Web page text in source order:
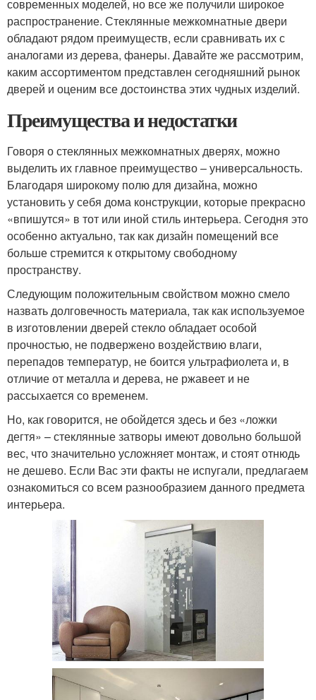
современных моделей, но все же получили широкое
распространение. Стеклянные межкомнатные двери
обладают рядом преимуществ, если сравнивать их с
аналогами из дерева, фанеры. Давайте же рассмотрим,
каким ассортиментом представлен сегодняшний рынок
дверей и оценим все достоинства этих чудных изделий.
Преимущества и недостатки
Говоря о стеклянных межкомнатных дверях, можно
выделить их главное преимущество – универсальность.
Благодаря широкому полю для дизайна, можно
установить у себя дома конструкции, которые прекрасно
«впишутся» в тот или иной стиль интерьера. Сегодня это
особенно актуально, так как дизайн помещений все
больше стремится к открытому свободному
пространству.
Следующим положительным свойством можно смело
назвать долговечность материала, так как используемое
в изготовлении дверей стекло обладает особой
прочностью, не подвержено воздействию влаги,
перепадов температур, не боится ультрафиолета и, в
отличие от металла и дерева, не ржавеет и не
рассыхается со временем.
Но, как говорится, не обойдется здесь и без «ложки
дегтя» – стеклянные затворы имеют довольно большой
вес, что значительно усложняет монтаж, и стоят отнюдь
не дешево. Если Вас эти факты не испугали, предлагаем
ознакомиться со всем разнообразием данного предмета
интерьера.